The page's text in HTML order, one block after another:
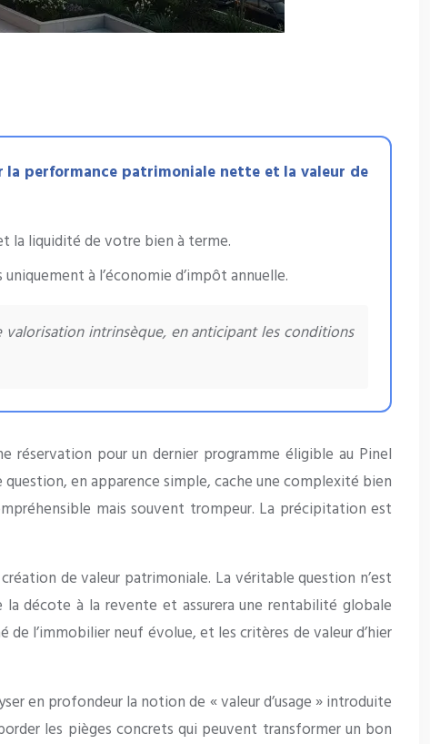
la performance patrimoniale nette et la valeur de
la liquidité de votre bien à terme.
à l’économie d’impôt annuelle.
intrinsèque, en anticipant les conditions
réservation pour un dernier programme éligible au Pinel
en apparence simple, cache une complexité bien
mais souvent trompeur. La précipitation est
de valeur patrimoniale. La véritable question n’est
décote à la revente et assurera une rentabilité globale
l’immobilier neuf évolue, et les critères de valeur d’hier
en profondeur la notion de « valeur d’usage » introduite
les pièges concrets qui peuvent transformer un bon